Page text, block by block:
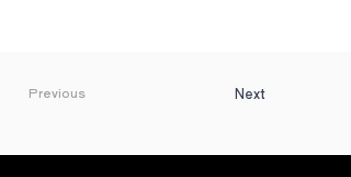
Previous Next